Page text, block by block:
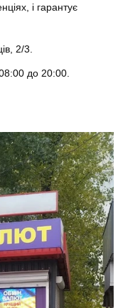
і гарантує
2/3.
до 20:00.